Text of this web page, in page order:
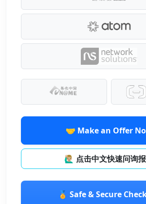
🤝 Make an Offer
🙋🏼‍♂️ 点击中文快速问询
🏅 Safe & Secure